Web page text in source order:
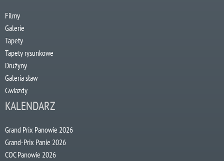
Filmy
Galerie
Tapety
Tapety rysunkowe
Drużyny
Galeria sław
Gwiazdy
KALENDARZ
Grand Prix Panowie 2026
Grand-Prix Panie 2026
COC Panowie 2026